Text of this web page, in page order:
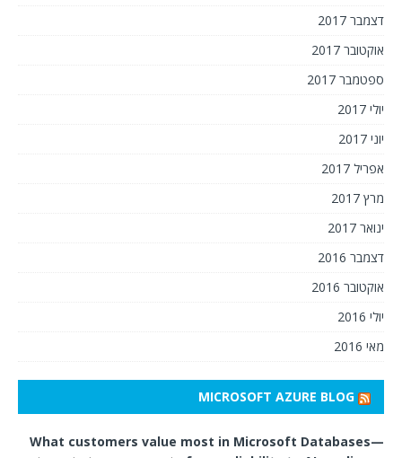
דצמבר 2017
אוקטובר 2017
ספטמבר 2017
יולי 2017
יוני 2017
אפריל 2017
מרץ 2017
ינואר 2017
דצמבר 2016
אוקטובר 2016
יולי 2016
מאי 2016
MICROSOFT AZURE BLOG
What customers value most in Microsoft Databases—